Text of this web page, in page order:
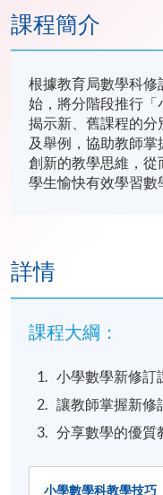
課程簡介
根據教育局數學科
始，將分階段推行
揭示新、舊課程的
及舉例，協助教師
創新的教學思維，從
學生愉快有效學習數
詳情
課程大綱：
小學數學新修訂
讓教師掌握新修
分享數學的優質
小學數學科教學技巧